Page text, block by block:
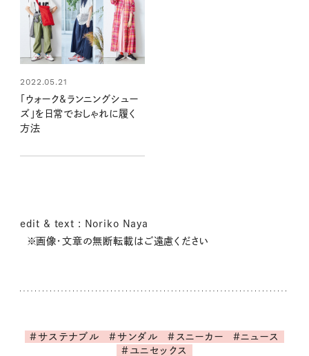
2022.05.21
「ウォーク&ランニングシュー
ズ」を日常でおしゃれに履く
方法
edit & text : Noriko Naya
※画像・文章の無断転載はご遠慮ください
#サステナブル #サンダル #スニーカー
#ニュース
#ユニセックス